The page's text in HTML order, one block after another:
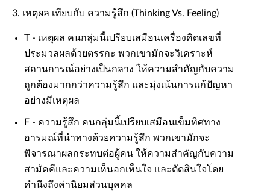
3. เหตุผล เทียบกับ ความรู้สึก (Thinking Vs. Feeling)
T - เหตุผล คนกลุ่มนี้เปรียบเสมือนเครื่องคิดเลขที่
ประมวลผลด้วยตรรกะ พวกเขามักจะวิเคราะห์
สถานการณ์อย่างเป็นกลาง ให้ความสำคัญกับความ
ถูกต้องมากกว่าความรู้สึก และมุ่งเน้นการแก้ปัญหา
อย่างมีเหตุผล
F - ความรู้สึก คนกลุ่มนี้เปรียบเสมือนเข็มทิศทาง
อารมณ์ที่นำทางด้วยความรู้สึก พวกเขามักจะ
พิจารณาผลกระทบต่อผู้คน ให้ความสำคัญกับความ
สามัคคีและความเห็นอกเห็นใจ และตัดสินใจโดย
คำนึงถึงค่านิยมส่วนบุคคล